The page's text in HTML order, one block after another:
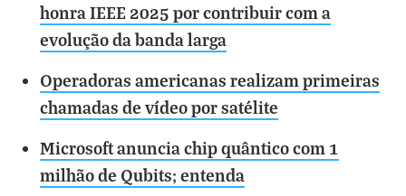
honra IEEE 2025 por contribuir com a
evolução da banda larga
Operadoras americanas realizam primeiras
chamadas de vídeo por satélite
Microsoft anuncia chip quântico com 1
milhão de Qubits; entenda